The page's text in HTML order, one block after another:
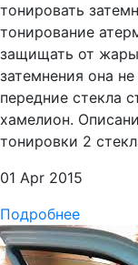
тонировать
тонирование
защищать от
затемнения она
передние стекла
хамелион.
тонировки 2
01 Apr 2015
Подробнее